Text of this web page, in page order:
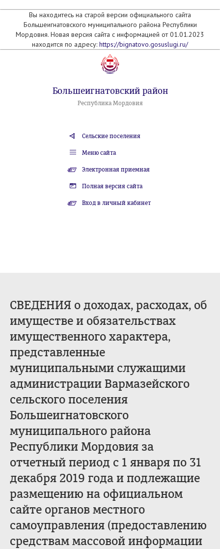
Вы находитесь на старой версии официального сайта
Большеигнатовского муниципального района Республики
Мордовия. Новая версия сайта с информацией от 01.01.2023
находится по адресу: https://bignatovo.gosuslugi.ru/
Большеигнатовский район
Республика Мордовия
Сельские поселения
Меню сайта
Электронная приемная
Полная версия сайта
Вход в личный кабинет
СВЕДЕНИЯ о доходах, расходах, об
имуществе и обязательствах
имущественного характера,
представленные
муниципальными служащими
администрации Вармазейского
сельского поселения
Большеигнатовского
муниципального района
Республики Мордовия за
отчетный период с 1 января по 31
декабря 2019 года и подлежащие
размещению на официальном
сайте органов местного
самоуправления (предоставлению
средствам массовой информации